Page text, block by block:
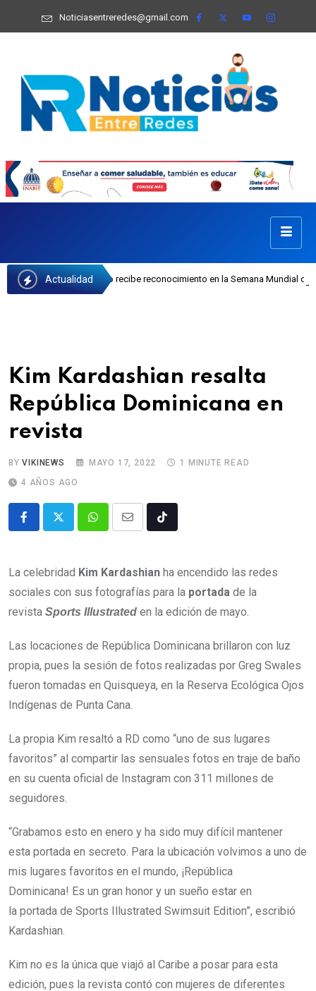
Noticiasentreredes@gmail.com
Actualidad
Castillo recibe reconocimiento en la Semana Mundial de la Lactancia
Kim Kardashian resalta
República Dominicana en
revista
BYVIKINEWS MAYO 17, 2022
1 MINUTE READ
4 AÑOS AGO
La celebridad Kim Kardashian ha encendido las redes
sociales con sus fotografías para la portada de la
revista Sports Illustrated en la edición de mayo.
Las locaciones de República Dominicana brillaron con luz
propia, pues la sesión de fotos realizadas por Greg Swales
fueron tomadas en Quisqueya, en la Reserva Ecológica Ojos
Indígenas de Punta Cana.
La propia Kim resaltó a RD como “uno de sus lugares
favoritos” al compartir las sensuales fotos en traje de baño
en su cuenta oficial de Instagram con 311 millones de
seguidores.
“Grabamos esto en enero y ha sido muy difícil mantener
esta portada en secreto. Para la ubicación volvimos a uno de
mis lugares favoritos en el mundo, ¡República
Dominicana! Es un gran honor y un sueño estar en
la portada de Sports Illustrated Swimsuit Edition”, escribió
Kardashian.
Kim no es la única que viajó al Caribe a posar para esta
edición, pues la revista contó con mujeres de diferentes